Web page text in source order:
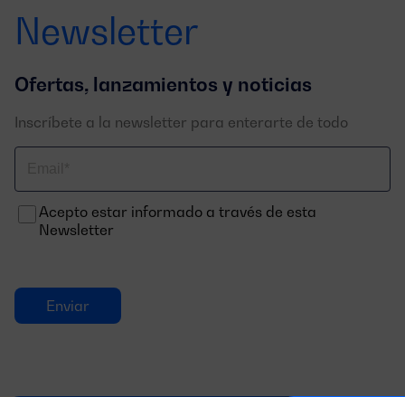
Newsletter
Ofertas, lanzamientos y noticias
Inscríbete a la newsletter para enterarte de todo
electrónico
Acepto estar informado a través de esta
Newsletter